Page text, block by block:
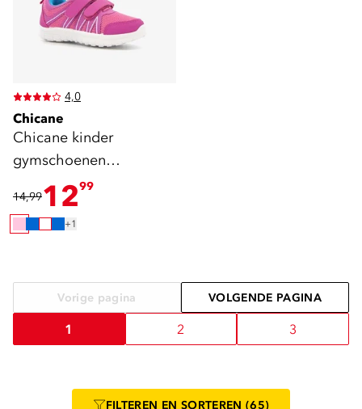
4,0
Chicane
Chicane kinder
gymschoenen
klittenband roze blauw
14,991299
+1
Vorige pagina VOLGENDE PAGINA
1 2 3
FILTEREN EN SORTEREN (65)